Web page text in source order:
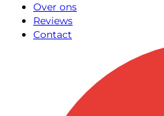
Over ons
Reviews
Contact